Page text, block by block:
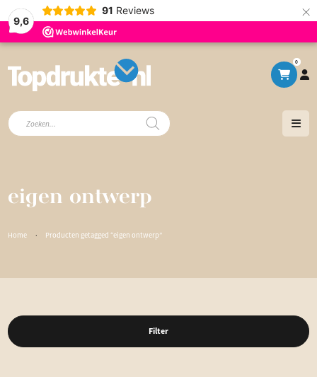
9,6
91 Reviews ×
0
Producten
zoeken
eigen ontwerp
Home · Producten getagged “eigen ontwerp”
Filter